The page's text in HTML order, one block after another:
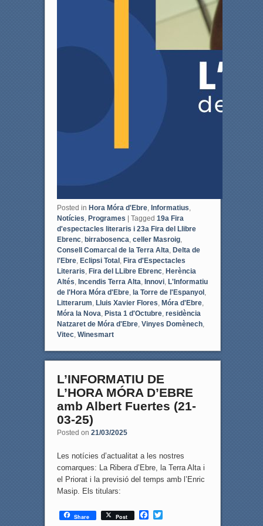
Posted in Hora Móra d'Ebre, Informatius
Notícies Programes | Tagged 19a Fira
d'espectacles literaris i 23a Fira del Llibre
Ebrenc, birrabosenca celler Masroig,
Consell Comarcal de la Terra Alta Delta de
l'Ebre, Eclipsi Total, Fira d'Espectacles
Literaris Fira del LLibre Ebrenc, Herència
Altés Incendis Terra Alta Innovi, L'Informatiu
de l'Hora Móra d'Ebre, la Torre de l'Espanyol,
Litterarum Lluis Xavier Flores Móra d'Ebre,
Móra la Nova Pista 1 d'Octubre, residència
Natzaret de Móra d'Ebre, Vinyes Domènech,
Vitec, Winesmart
L’INFORMATIU DE
L’HORA MÓRA D’EBRE
amb Albert Fuertes (21-
03-25)
Posted on 21/03/2025
Les notícies d’actualitat a les nostres
comarques: La Ribera d’Ebre, la Terra Alta i
el Priorat i la previsió del temps amb l’Enric
Masip. Els titulars:
Share Post
F
T